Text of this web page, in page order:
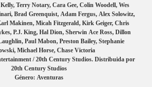
Terry Notary, Cara Gee, Colin Woodell, Wes
Brad Greenquist, Adam Fergus, Alex Solowitz,
Makinen, Micah Fitzgerald, Kirk Geiger, Chris
P.J. King, Hal Dion, Sherwin Ace Ross, Dillon
Paul Mabon, Preston Bailey, Stephanie
Michael Horse, Chase Victoria
/ 20th Century Studios. Distribuida por
20th Century Studios
Género: Aventuras